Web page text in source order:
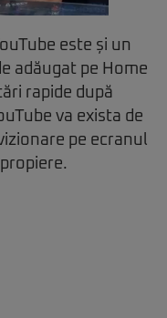
este și un
adăugat pe Home
rapide după
va exista de
pe ecranul